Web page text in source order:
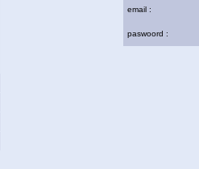
email :
paswoord :